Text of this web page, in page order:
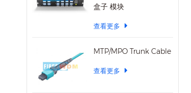
盒子 模块
查看更多
MTP/MPO Trunk Cable
查看更多